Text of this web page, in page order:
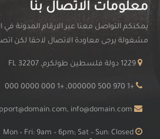
معلومات الاتصال بنا
يمكنكم التواصل معنا عبر الارقام المدونة
مشغولة يرجى معاودة الاتصال لاحقا لكن
+1 970 500 000000, +1 000 0000 000